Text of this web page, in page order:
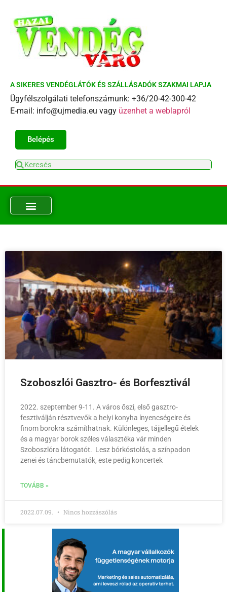
A SIKERES VENDÉGLÁTÓK ÉS SZÁLLÁSADÓK SZAKMAI LAPJA
Ügyfélszolgálati telefonszámunk: +36/20-42-300-42
E-mail: info@ujmedia.eu vagy üzenhet a weblapról
Belépés
Szoboszlói Gasztro- és Borfesztivál
2022. szeptember 9-11. A város őszi, első gasztro-
fesztiválján résztvevők a helyi konyha ínyencségeire és
finom borokra számíthatnak. Különleges, tájjellegű ételek
és a magyar borok széles választéka vár minden
Szoboszlóra látogatót. Lesz bórkóstolás, a színpadon
zenei és táncbemutatók, este pedig koncertek
TOVÁBB »
2022.07.09. Nincs hozzászólás